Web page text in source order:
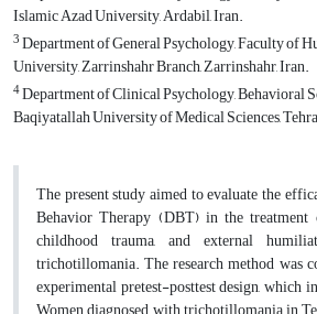
Islamic Azad University, Ardabil, Iran.
3Department of General Psychology, Faculty of
University, Zarrinshahr Branch, Zarrinshahr, Iran.
4Department of Clinical Psychology, Behavioral
Baqiyatallah University of Medical Sciences,
The present study aimed to evaluate the
Behavior Therapy (DBT) in the treatment
childhood trauma, and external
trichotillomania. The research method was
experimental pretest-posttest design, which